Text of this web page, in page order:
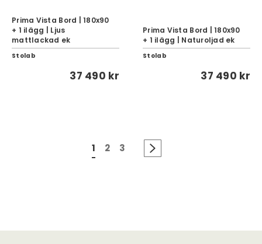
Prima Vista Bord | 180x90
+ 1 ilägg | Ljus
mattlackad ek
Stolab
37 490 kr
Prima Vista Bord | 180x90
+ 1 ilägg | Naturoljad ek
Stolab
37 490 kr
1 2 3